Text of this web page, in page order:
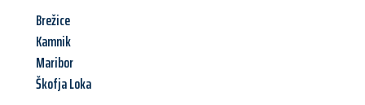
Brežice
Kamnik
Maribor
Škofja Loka